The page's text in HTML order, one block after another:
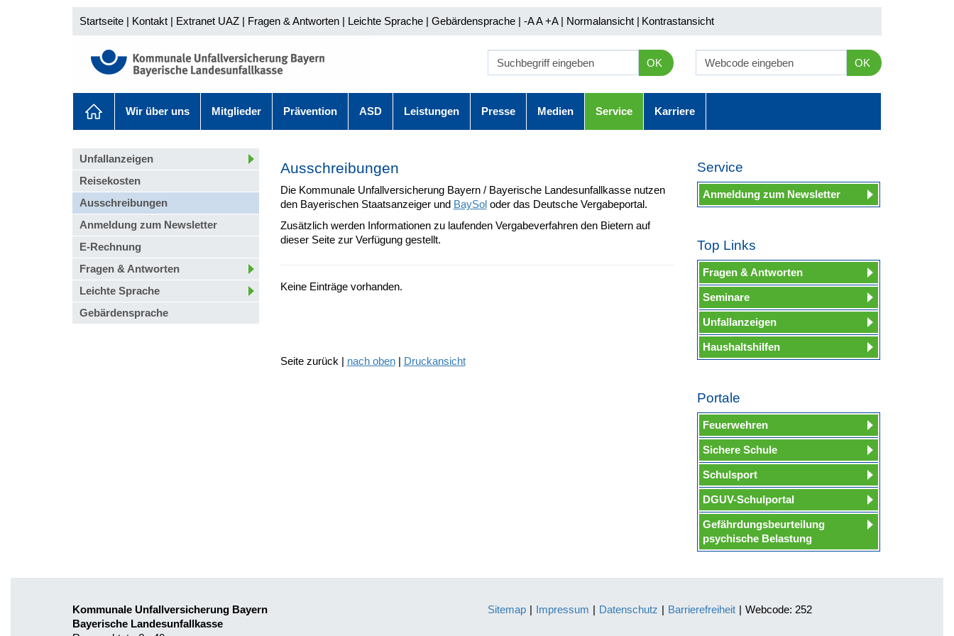
Startseite | Kontakt | Extranet UAZ | Fragen & Antworten | Leichte Sprache | Gebärdensprache | -A A+A | Normalansicht | Kontrastansicht
OK OK
Wir über uns Mitglieder Prävention ASD Leistungen Presse Medien Service Karriere
Unfallanzeigen
Reisekosten
Ausschreibungen
Anmeldung zum Newsletter
E-Rechnung
Fragen & Antworten
Leichte Sprache
Gebärdensprache
Ausschreibungen
Die Kommunale Unfallversicherung Bayern / Bayerische Landesunfallkasse nutzen
den Bayerischen Staatsanzeiger und BaySoloder das Deutsche Vergabeportal.
Zusätzlich werden Informationen zu laufenden Vergabeverfahren den Bietern auf
dieser Seite zur Verfügung gestellt.
Keine Einträge vorhanden.
Seite zurück | nach oben| Druckansicht
Service
Anmeldung zum Newsletter
Top Links
Fragen & Antworten
Seminare
Unfallanzeigen
Haushaltshilfen
Portale
Feuerwehren
Sichere Schule
Schulsport
DGUV-Schulportal
Gefährdungsbeurteilung
psychische Belastung
Kommunale Unfallversicherung Bayern
Bayerische Landesunfallkasse
Sitemap | Impressum | Datenschutz | Barrierefreiheit | Webcode: 252